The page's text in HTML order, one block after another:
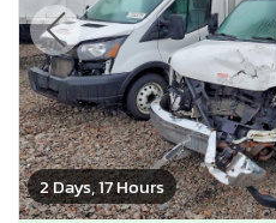
2 Days, 17 Hours